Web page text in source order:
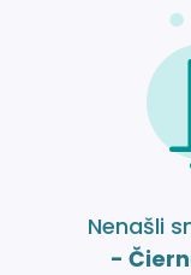
Nenašli
-